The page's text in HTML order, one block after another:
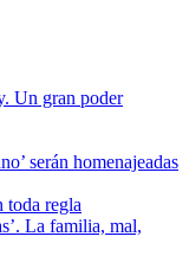
Un gran poder
serán homenajeadas
toda regla
La familia, mal,